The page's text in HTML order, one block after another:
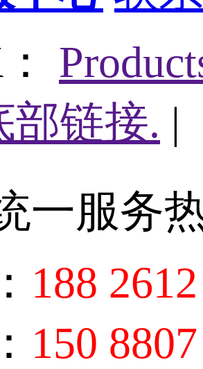
部链接. |
一服务
188
150